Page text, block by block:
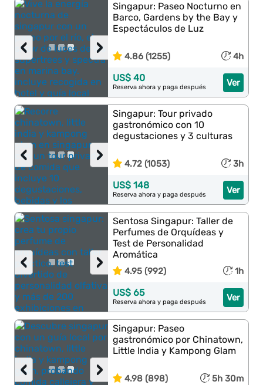
›
‹
Singapur: Paseo Nocturno en
Barco, Gardens by the Bay y
Espectáculos de Luz
4.86 (1255) 4h
Ver
US$ 40
Reserva ahora y paga después
›
‹
Singapur: Tour privado
gastronómico con 10
degustaciones y 3 culturas
4.72 (1053) 3h
Ver
US$ 148
Reserva ahora y paga después
›
‹
Sentosa Singapur: Taller de
Perfumes de Orquídeas y
Test de Personalidad
Aromática
4.95 (992) 1h
Ver
US$ 65
Reserva ahora y paga después
›
‹
Singapur: Paseo
gastronómico por Chinatown,
Little India y Kampong Glam
4.98 (898) 5h 30m